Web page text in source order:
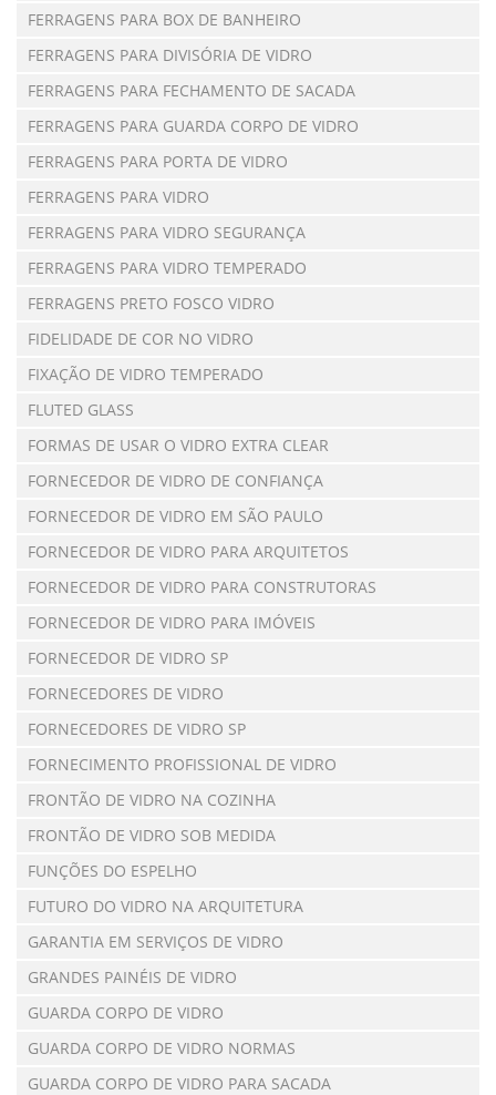
FERRAGENS PARA BOX DE BANHEIRO
FERRAGENS PARA DIVISÓRIA DE VIDRO
FERRAGENS PARA FECHAMENTO DE SACADA
FERRAGENS PARA GUARDA CORPO DE VIDRO
FERRAGENS PARA PORTA DE VIDRO
FERRAGENS PARA VIDRO
FERRAGENS PARA VIDRO SEGURANÇA
FERRAGENS PARA VIDRO TEMPERADO
FERRAGENS PRETO FOSCO VIDRO
FIDELIDADE DE COR NO VIDRO
FIXAÇÃO DE VIDRO TEMPERADO
FLUTED GLASS
FORMAS DE USAR O VIDRO EXTRA CLEAR
FORNECEDOR DE VIDRO DE CONFIANÇA
FORNECEDOR DE VIDRO EM SÃO PAULO
FORNECEDOR DE VIDRO PARA ARQUITETOS
FORNECEDOR DE VIDRO PARA CONSTRUTORAS
FORNECEDOR DE VIDRO PARA IMÓVEIS
FORNECEDOR DE VIDRO SP
FORNECEDORES DE VIDRO
FORNECEDORES DE VIDRO SP
FORNECIMENTO PROFISSIONAL DE VIDRO
FRONTÃO DE VIDRO NA COZINHA
FRONTÃO DE VIDRO SOB MEDIDA
FUNÇÕES DO ESPELHO
FUTURO DO VIDRO NA ARQUITETURA
GARANTIA EM SERVIÇOS DE VIDRO
GRANDES PAINÉIS DE VIDRO
GUARDA CORPO DE VIDRO
GUARDA CORPO DE VIDRO NORMAS
GUARDA CORPO DE VIDRO PARA SACADA